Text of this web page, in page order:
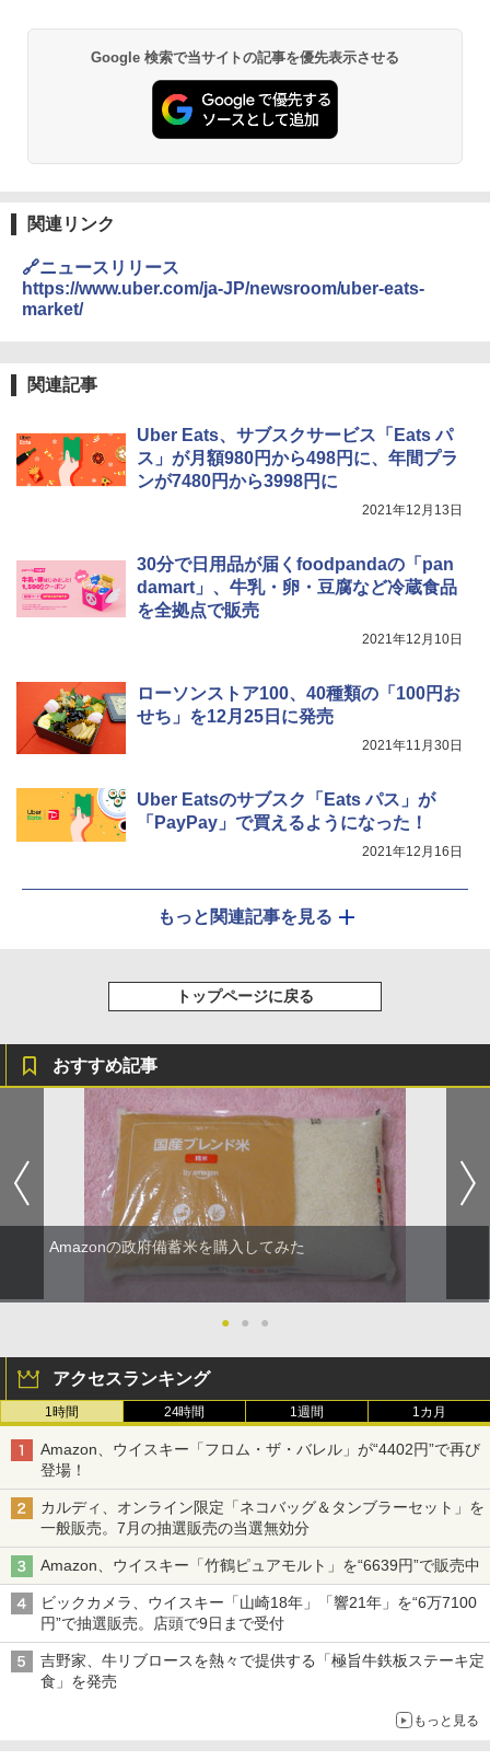
角瓶 2700ml サントリー ウイスキー ハ
イボール 大容量
サヒ [ ウイスキー 日本 700ml ]【中元 ギ
フト プレゼント 贈り物に】
￥6,783
5
サントリー シングルモルト ウイスキー
白州 Story of the Distillery 2026 化粧箱
入 700ml
【公式】ブタメン とんこつ味 35g×15個
| 業務用 夜食 カップラーメン ミニカップ
麺 小腹 インスタント アウトドアにも ロ
ーリングストック 大人買い おやつカン
パニー
3
らに塩分控えめ 78g×12個
し 塩らーめん 108g×10袋 保存食 備蓄
￥2,323
5
マルちゃん マルちゃんZUBAAAN! 横浜
家系醤油豚骨 3食パック 130g×3食
シャープ 過熱水蒸気 オーブンレンジ 26
L コンベクション 2段調理 ホワイト RE-
SS26B-W
人暮らし フラットテーブル グレー YRZ-
4
TOSHIBA(東芝) スチームオーブンレン
ジ 石窯ドーム ER-D80A(K) ブラック 25
0℃ 1段調理 フラットテーブル 電子レン
ジ 赤外線センサー ノンフライ調理 簡単
お手入れ 小型 新生活 一人暮らし 二人暮
￥34,546
クション トースト機能
Google 検索で当サイトの記事を優先表示させる
関連リンク
🔗ニュースリリース
https://www.uber.com/ja-JP/newsroom/uber-eats-
market/
関連記事
Uber Eats、サブスクサービス「Eats パ
ス」が月額980円から498円に、年間プラ
ンが7480円から3998円に
2021年12月13日
30分で日用品が届くfoodpandaの「pan
damart」、牛乳・卵・豆腐など冷蔵食品
を全拠点で販売
2021年12月10日
ローソンストア100、40種類の「100円お
せち」を12月25日に発売
2021年11月30日
Uber Eatsのサブスク「Eats パス」が
「PayPay」で買えるようになった！
2021年12月16日
もっと関連記事を見る
トップページに戻る
おすすめ記事
Amazonの政府備蓄米を購入してみた
● ● ●
アクセスランキング
1時間 24時間 1週間 1カ月
Amazon、ウイスキー「フロム・ザ・バレル」が“4402円”で再び
登場！
カルディ、オンライン限定「ネコバッグ＆タンブラーセット」を
一般販売。7月の抽選販売の当選無効分
Amazon、ウイスキー「竹鶴ピュアモルト」を“6639円”で販売中
ビックカメラ、ウイスキー「山崎18年」「響21年」を“6万7100
円”で抽選販売。店頭で9日まで受付
吉野家、牛リブロースを熱々で提供する「極旨牛鉄板ステーキ定
食」を発売
もっと見る